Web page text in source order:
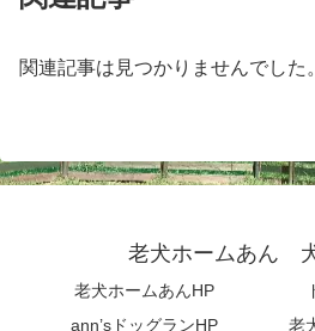
関連記事は見つかりませんでした。
老犬ホームあん
老犬ホームあんHP
ann’sドッグランHP
老